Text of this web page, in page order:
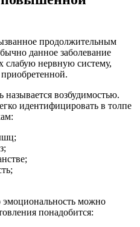
продолжительным
данное заболевание
слабую нервную систему,
возбудимостью.
идентифицировать в толпе
можно
понадобится: